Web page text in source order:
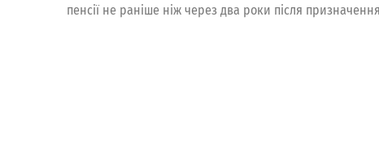
пенсії не раніше ніж через два роки після